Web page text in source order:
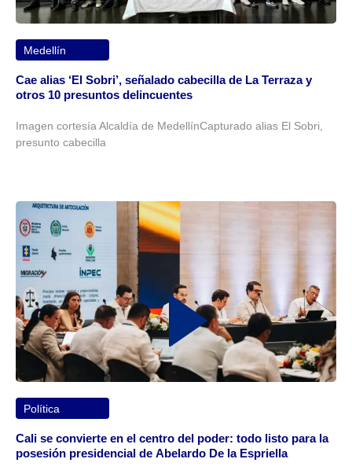
Medellín
Cae alias ‘El Sobri’, señalado cabecilla de La Terraza y
otros 10 presuntos delincuentes
Imagen cortesía Alcaldía de MedellínCapturado alias El Sobri,
presunto cabecilla
Política
Cali se convierte en el centro del poder: todo listo para la
posesión presidencial de Abelardo De la Espriella